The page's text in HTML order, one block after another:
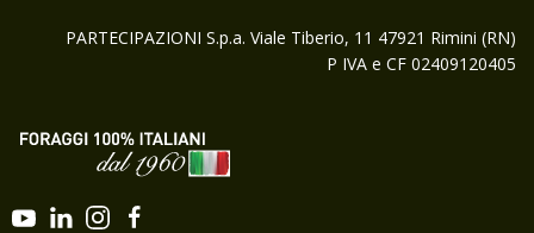
PARTECIPAZIONI S.p.a. Viale Tiberio, 11 47921 Rimini (RN)
P IVA e CF 02409120405